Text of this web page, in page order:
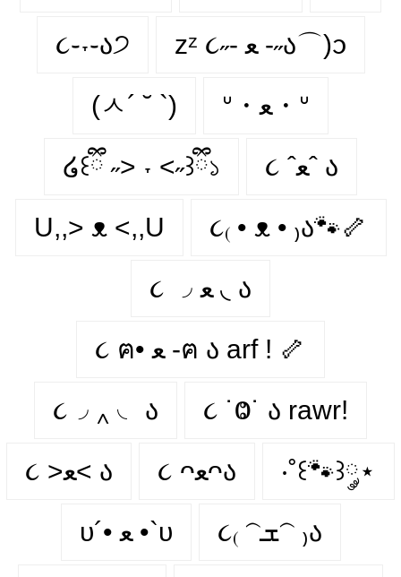
૮֊˕֊ა੭ zᶻ ૮˶- ﻌ -˶ა⌒)ᦱ
(ㅅ´ ˘ `) ᐡ・ﻌ・ᐡ
໒꒰ྀི ˶> ˕ <˶꒱ྀི১ ૮ ˆﻌˆ ა
U,,> ᴥ <,,U ૮₍ • ᴥ • ₎ა🐾🦴
૮ ◞ ﻌ ◟ ა
૮ ฅ• ﻌ -ฅ ა arf ! 🦴
૮◞ ‸ ◟ ა ૮ ˙Ⱉ˙ ა rawr!
૮ >ﻌ< ა ૮ ᴖﻌᴖა ‧˚꒰🐾꒱༘⋆
υ´• ﻌ •`υ ૮₍ 𝁽ܫ𝁽 ₎ა